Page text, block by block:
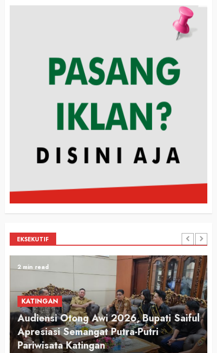
EKSEKUTIF
2 min read
KATINGAN
Audiensi Otong Awi 2026, Bupati Saiful
Apresiasi Semangat Putra-Putri
Pariwisata Katingan